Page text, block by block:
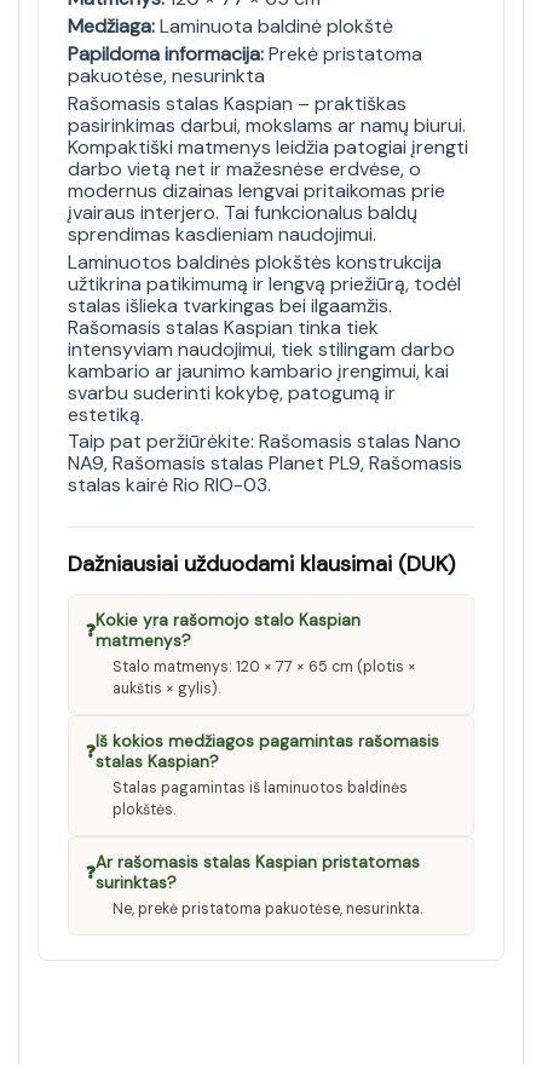
Medžiaga:Laminuota baldinė plokštė
Papildoma informacija:Prekė pristatoma
pakuotėse, nesurinkta
Rašomasis stalas Kaspian – praktiškas
pasirinkimas darbui, mokslams ar namų biurui.
Kompaktiški matmenys leidžia patogiai įrengti
darbo vietą net ir mažesnėse erdvėse, o
modernus dizainas lengvai pritaikomas prie
įvairaus interjero. Tai funkcionalus baldų
sprendimas kasdieniam naudojimui.
Laminuotos baldinės plokštės konstrukcija
užtikrina patikimumą ir lengvą priežiūrą, todėl
stalas išlieka tvarkingas bei ilgaamžis.
Rašomasis stalas Kaspian tinka tiek
intensyviam naudojimui, tiek stilingam darbo
kambario ar jaunimo kambario įrengimui, kai
svarbu suderinti kokybę, patogumą ir
estetiką.
Taip pat peržiūrėkite: Rašomasis stalas Nano
NA9,Rašomasis stalas Planet PL9,Rašomasis
stalas kairė Rio RIO-03.
Dažniausiai užduodami klausimai (DUK)
❓Kokie yra rašomojo stalo Kaspian
matmenys?
Stalo matmenys: 120 × 77 × 65 cm (plotis ×
aukštis × gylis).
❓Iš kokios medžiagos pagamintas rašomasis
stalas Kaspian?
Stalas pagamintas iš laminuotos baldinės
plokštės.
❓Ar rašomasis stalas Kaspian pristatomas
surinktas?
Ne, prekė pristatoma pakuotėse, nesurinkta.